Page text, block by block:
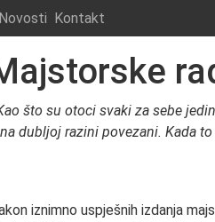
Novosti Kontakt
što su otoci svaki za sebe
dubljoj razini povezani. Kada
iznimno uspješnih izdanja